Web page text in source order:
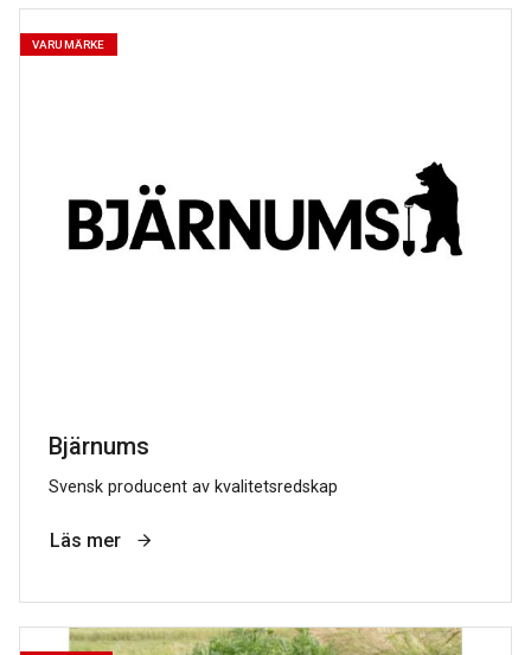
VARUMÄRKE
Bjärnums
Svensk producent av kvalitetsredskap
Läs mer